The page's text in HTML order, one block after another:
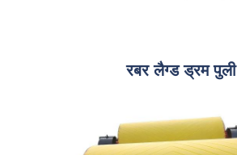
रबर लैग्ड ड्रम पुली